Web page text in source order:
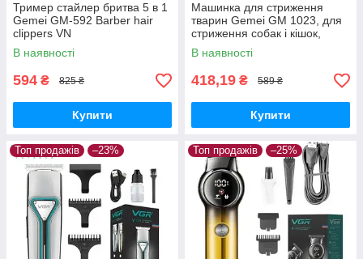
Тример стайлер бритва 5 в 1
Gemei GM-592 Barber hair
clippers VN
В наявності
594 ₴ 825 ₴
Купити
Машинка для стриження
тварин Gemei GM 1023, для
стриження собак і кішок,
Териммер для тварин
В наявності
418,19 ₴ 589 ₴
Купити
Топ продажів –23% Топ продажів –25%